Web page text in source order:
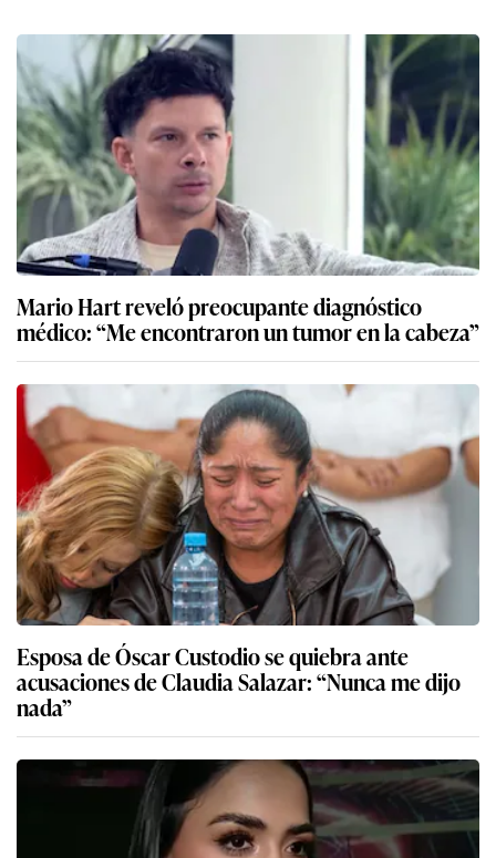
Mario Hart reveló preocupante diagnóstico
médico: “Me encontraron un tumor en la cabeza”
Esposa de Óscar Custodio se quiebra ante
acusaciones de Claudia Salazar: “Nunca me dijo
nada”